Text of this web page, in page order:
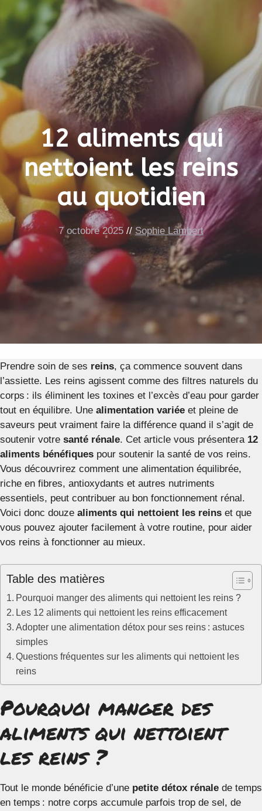
12 aliments qui
nettoient les reins
au quotidien
7 octobre 2025 // Sophie Lambert
Prendre soin de ses reins, ça commence souvent dans
l’assiette. Les reins agissent comme des filtres naturels du
corps : ils éliminent les toxines et l’excès d’eau pour garder
tout en équilibre. Une alimentation variée et pleine de
saveurs peut vraiment faire la différence quand il s’agit de
soutenir votre santé rénale. Cet article vous présentera 12
aliments bénéfiques pour soutenir la santé de vos reins.
Vous découvrirez comment une alimentation équilibrée,
riche en fibres, antioxydants et autres nutriments
essentiels, peut contribuer au bon fonctionnement rénal.
Voici donc douze aliments qui nettoient les reins et que
vous pouvez ajouter facilement à votre routine, pour aider
vos reins à fonctionner au mieux.
Table des matières
Pourquoi manger des aliments qui nettoient les reins ?
Les 12 aliments qui nettoient les reins efficacement
Adopter une alimentation détox pour ses reins : astuces
simples
Questions fréquentes sur les aliments qui nettoient les
reins
Pourquoi manger des
aliments qui nettoient
les reins ?
Tout le monde bénéficie d’une petite détox rénale de temps
en temps : notre corps accumule parfois trop de sel, de